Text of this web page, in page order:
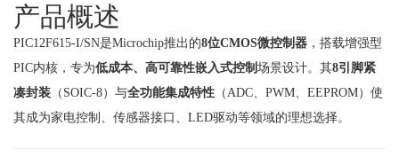
产品概述
PIC12F615-I/SN是Microchip推出的8位CMOS微控制器 ，搭载增强型
PIC内核，专为低成本、高可靠性嵌入式控制 场景设计。其8引脚紧
凑封装 （SOIC-8）与全功能集成特性 （ADC、PWM、EEPROM）使
其成为家电控制、传感器接口、LED驱动等领域的理想选择。